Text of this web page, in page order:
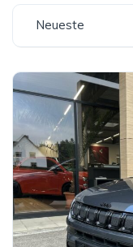
Neueste